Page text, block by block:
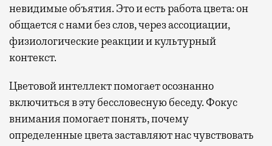
невидимые объятия. Это и есть работа цвета: он
общается с нами без слов, через ассоциации,
физиологические реакции и культурный
контекст.
Цветовой интеллект помогает осознанно
включиться в эту бессловесную беседу. Фокус
внимания помогает понять, почему
определенные цвета заставляют нас чувствовать